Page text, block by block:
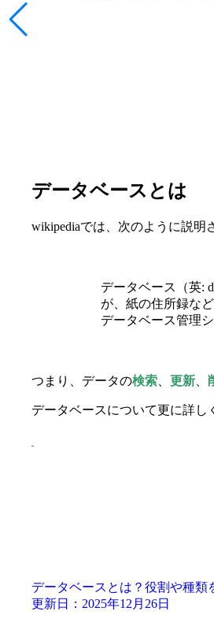
データベースとは
wikipediaでは、次のように説明
データベース（英:
が、紙の住所録な
データベース管理
つまり、データの検索 更新
データベースについて更に詳し
データベースとは？役割や種類
更新日：2025年12月26日